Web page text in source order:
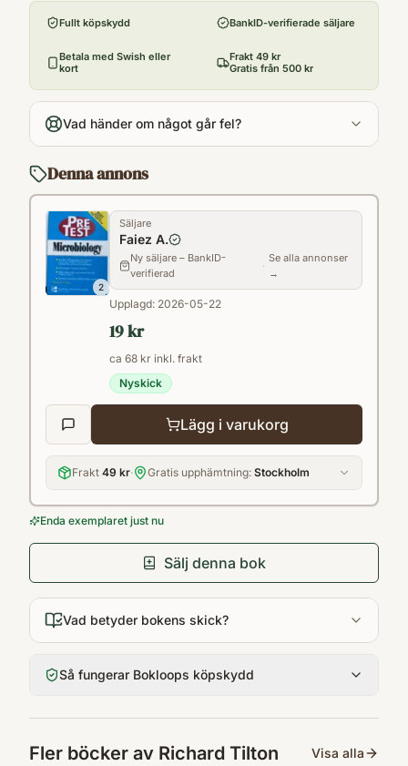
Paperback
Fullt köpskydd BankID-verifierade säljare
Betala med Swish eller
kort
Frakt 49 kr
Gratis från 500 kr
Vad händer om något går fel?
Denna annons
2
Säljare
Faiez A.
Ny säljare – BankID-
verifierad
·
Se alla annonser
→
Upplagd: 2026-05-22
19 kr
ca 68 kr inkl. frakt
Nyskick
Lägg i varukorg
Frakt 49 kr· Gratis upphämtning: Stockholm
Enda exemplaret just nu
Sälj denna bok
Vad betyder bokens skick?
Så fungerar Bokloops köpskydd
Fler böcker av Richard Tilton Visa alla